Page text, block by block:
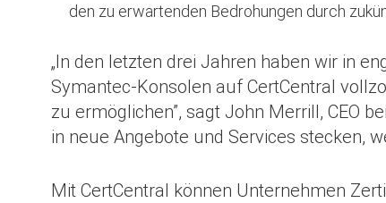
den zu erwartenden Bedrohungen durch
„In den letzten drei Jahren haben wir in
Symantec-Konsolen auf CertCentral
zu ermöglichen”, sagt John Merrill, CEO
in neue Angebote und Services stecken,
Mit CertCentral können Unternehmen